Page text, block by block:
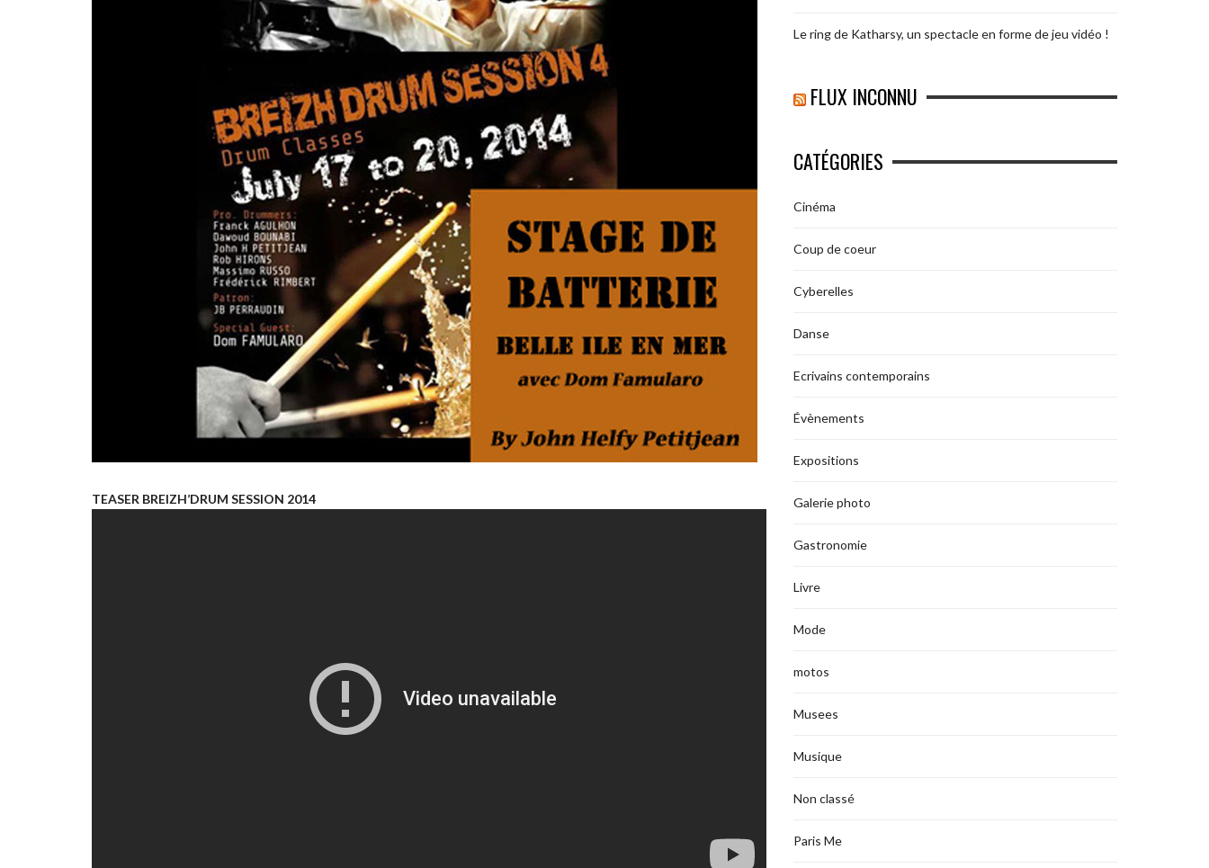
TEASER BREIZH’DRUM SESSION 2014
Le ring de Katharsy, un spectacle en forme de jeu vidéo !
FLUX INCONNU
CATÉGORIES
Cinéma
Coup de coeur
Cyberelles
Danse
Ecrivains contemporains
Évènements
Expositions
Galerie photo
Gastronomie
Livre
Mode
motos
Musees
Musique
Non classé
Paris Me